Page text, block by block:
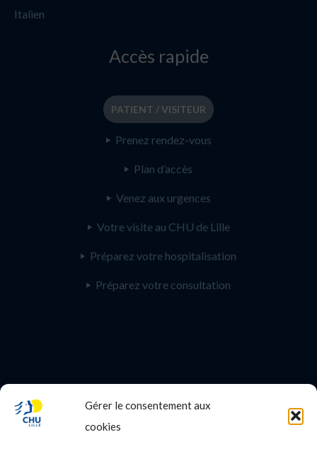
Gérer le consentement aux
cookies
Italien
Accès rapide
PATIENT / VISITEUR
Prenez rendez-vous
Plan d’accès
Venez aux urgences
Votre visite au CHU de Lille
Préparez votre hospitalisation
Préparez votre consultation
PROFESSIONNEL DE SANTE